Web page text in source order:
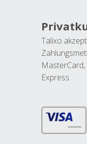
Talixo
Express.